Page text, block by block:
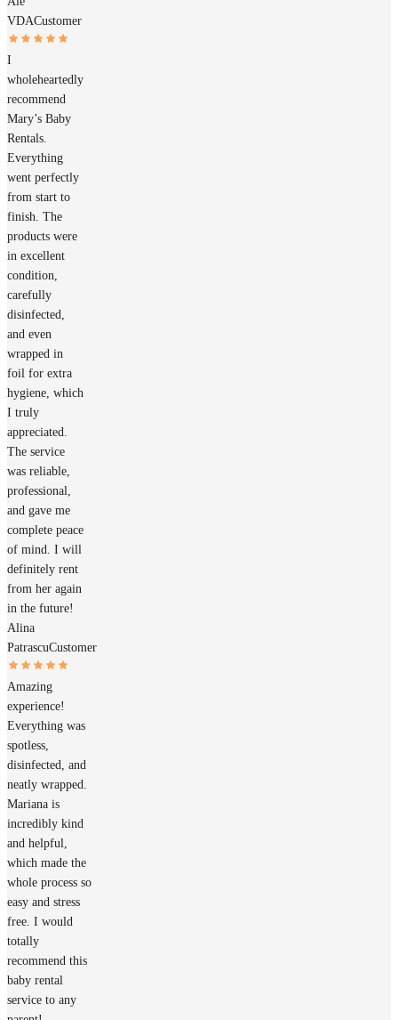
VDACustomer
I
wholeheartedly
recommend
Mary’s Baby
Rentals.
Everything
went perfectly
from start to
finish. The
products were
in excellent
condition,
carefully
disinfected,
and even
wrapped in
foil for extra
hygiene, which
I truly
appreciated.
The service
was reliable,
professional,
and gave me
complete peace
of mind. I will
definitely rent
from her again
in the future!
Alina
PatrascuCustomer
Amazing
experience!
Everything was
spotless,
disinfected, and
neatly wrapped.
Mariana is
incredibly kind
and helpful,
which made the
whole process so
easy and stress
free. I would
totally
recommend this
baby rental
service to any